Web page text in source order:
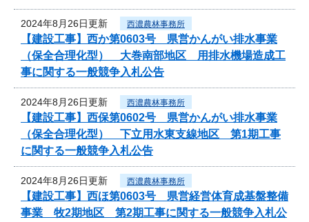
2024年8月26日更新 西濃農林事務所
【建設工事】西か第0603号 県営かんがい排水事業
（保全合理化型） 大巻南部地区 用排水機場造成工
事に関する一般競争入札公告
2024年8月26日更新 西濃農林事務所
【建設工事】西保第0602号 県営かんがい排水事業
（保全合理化型） 下立用水東支線地区 第1期工事
に関する一般競争入札公告
2024年8月26日更新 西濃農林事務所
【建設工事】西ほ第0603号 県営経営体育成基盤整備
事業 牧2期地区 第2期工事に関する一般競争入札公